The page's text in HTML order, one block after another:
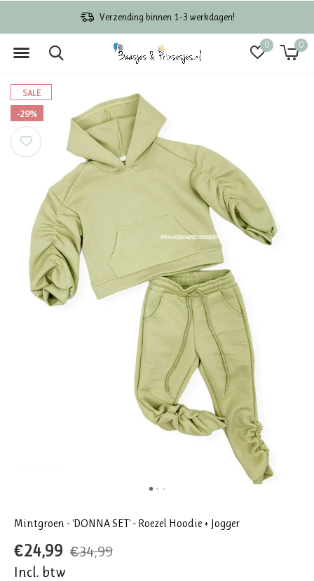
0 0
Verzending binnen 1-3 werkdagen!
SALE
-29%
Mintgroen - 'DONNA SET' - Roezel Hoodie + Jogger
€24,99 €34,99
Incl. btw